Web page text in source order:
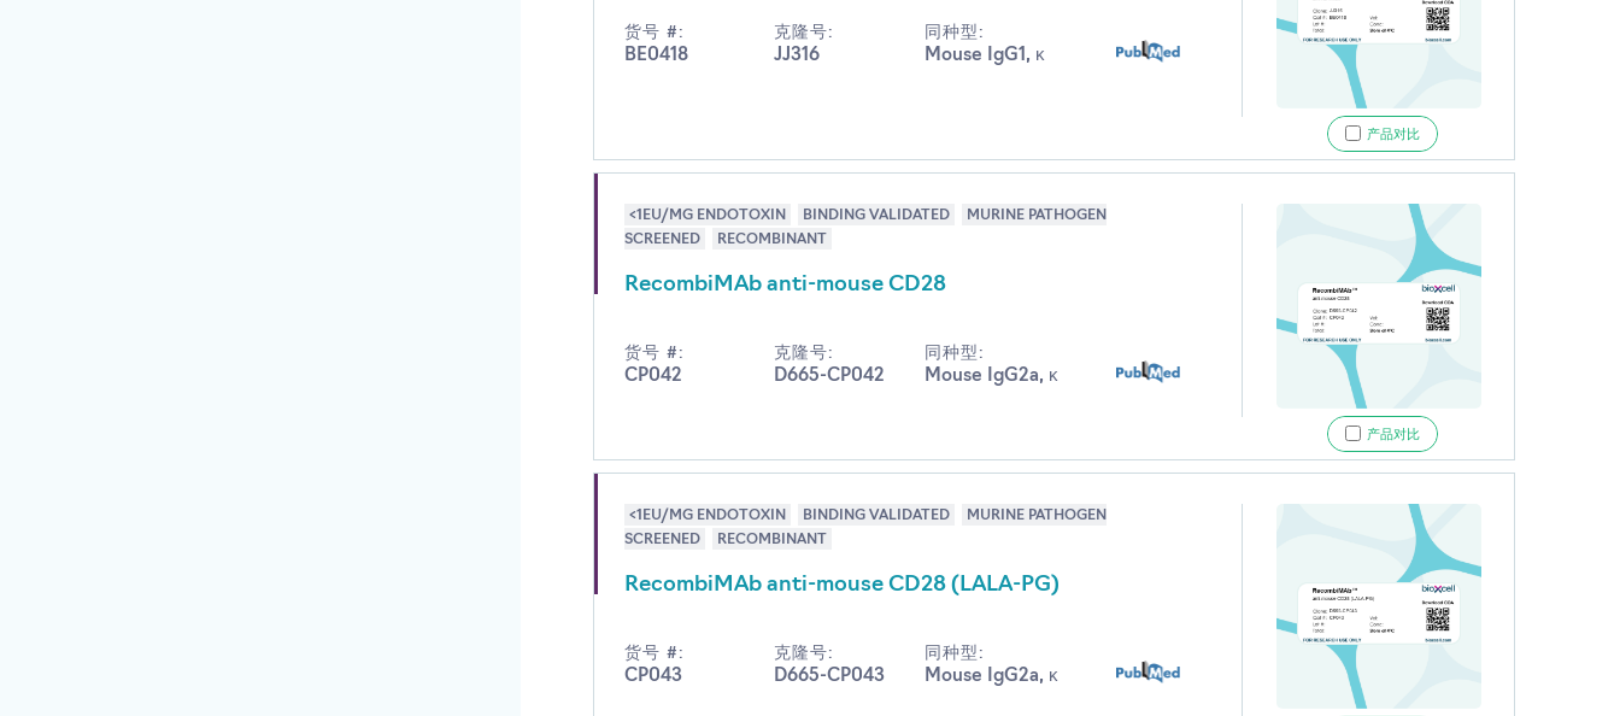
货号 #:
BE0418
克隆号:
JJ316
同种型:
Mouse IgG1, κ
产品对比
<1EU/MG ENDOTOXIN BINDING VALIDATED
MURINE PATHOGEN
SCREENED
RECOMBINANT
RecombiMAb anti-mouse CD28
货号 #:
CP042
克隆号:
D665-CP042
同种型:
Mouse IgG2a, κ
产品对比
<1EU/MG ENDOTOXIN BINDING VALIDATED
MURINE PATHOGEN
SCREENED
RECOMBINANT
RecombiMAb anti-mouse CD28 (LALA-PG)
货号 #:
CP043
克隆号:
D665-CP043
同种型:
Mouse IgG2a, κ